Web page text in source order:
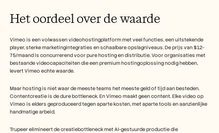
Het oordeel over de waarde
Vimeo is een volwassen videohostingplatform met veel functies, een uitstekende
player, sterke marketingintegraties en schaalbare opslagniveaus. De prijs van $12-
75/maand is concurrerend voor pure hosting en distributie. Voor organisaties met
bestaande videocapaciteiten die een premium hostingoplossing nodig hebben,
levert Vimeo echte waarde.
Maar hosting is niet waar de meeste teams het meeste geld of tijd aan besteden.
Contentcreatie is de dure bottleneck. En Vimeo maakt geen content. Elke video op
Vimeo is elders geproduceerd tegen aparte kosten, met aparte tools en aanzienlijke
handmatige arbeid.
Trupeer elimineert de creatiebottleneck met AI-gestuurde productie die